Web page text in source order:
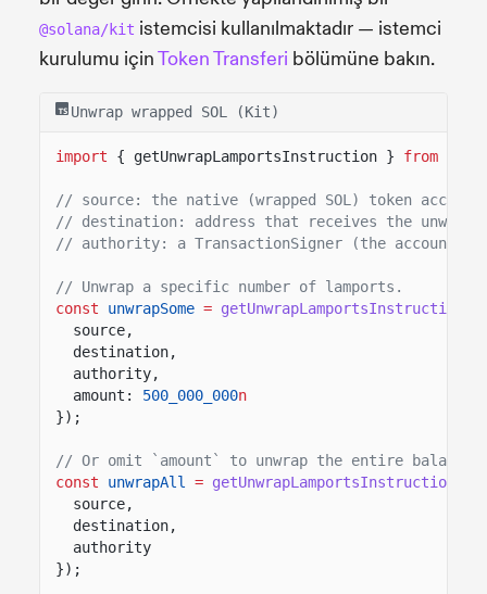
@solana/kit istemcisi kullanılmaktadır — istemci
kurulumu içinToken Transferi bölümüne bakın.
Unwrap wrapped SOL (Kit)
import { getUnwrapLamportsInstruction } from
// source: the native (wrapped SOL) token
// destination: address that receives the
// authority: a TransactionSigner (the account
// Unwrap a specific number of lamports.
const
unwrapSome = getUnwrapLamportsInstruction
source,
destination,
authority,
amount:
500_000_000n
});
// Or omit `amount` to unwrap the entire balance.
const
unwrapAll = getUnwrapLamportsInstruction
source,
destination,
authority
});